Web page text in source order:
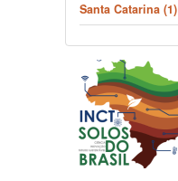
Santa Catarina (1)